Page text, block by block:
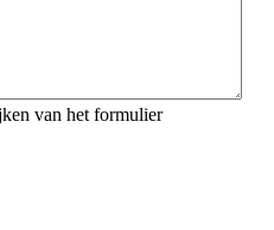
van het formulier